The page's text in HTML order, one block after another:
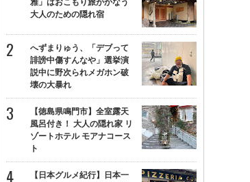
雅」はおこもり旅がかなう
大人のための隠れ宿
へずまりゅう、「デブって
誹謗中傷すんなや」選挙演
説中に野次られメガホン破
壊の大暴れ
【徳島県鳴門市】全室露天
風呂付き！ 大人の隠れ家 リ
ゾートホテル モアナコース
ト
【日本グルメ紀行】日本一